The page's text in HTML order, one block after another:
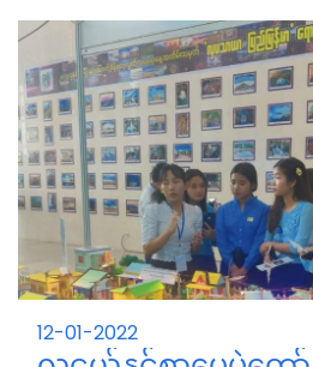
2022 2023 ပညာသင်နှစ်ကျောင်း
12-01-2022